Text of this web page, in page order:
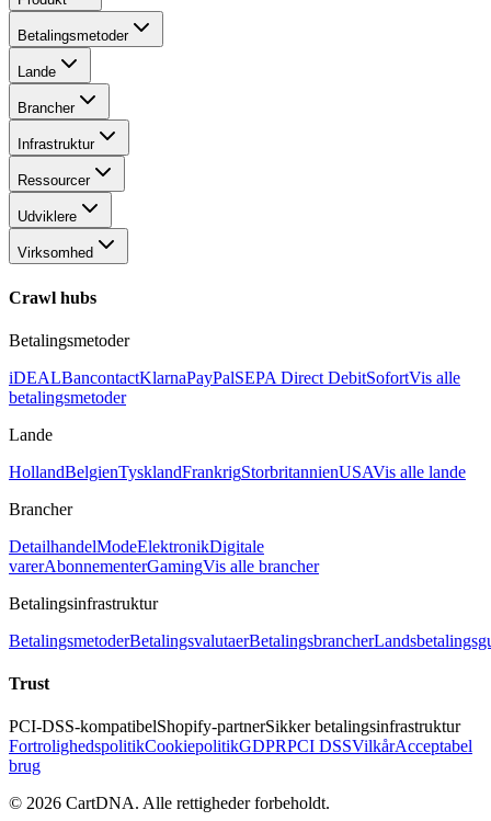
Betalingsmetoder
Lande
Brancher
Infrastruktur
Ressourcer
Udviklere
Virksomhed
Crawl hubs
Betalingsmetoder
iDEALBancontactKlarnaPayPalSEPA Direct DebitSofortVis alle
betalingsmetoder
Lande
HollandBelgienTysklandFrankrigStorbritannienUSAVis alle lande
Brancher
DetailhandelModeElektronikDigitale
varerAbonnementerGamingVis alle brancher
Betalingsinfrastruktur
BetalingsmetoderBetalingsvalutaerBetalingsbrancher
Trust
PCI-DSS-kompatibelShopify-partnerSikker betalingsinfrastruktur
FortrolighedspolitikCookiepolitikGDPRPCI DSSVilkårAcceptabel
brug
© 2026 CartDNA. Alle rettigheder forbeholdt.